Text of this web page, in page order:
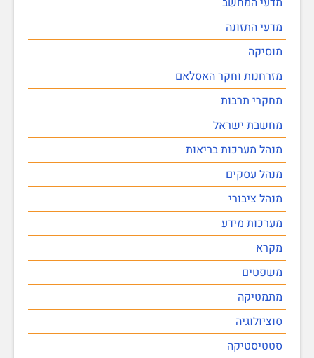
מדעי התזונה
מוסיקה
מזרחנות וחקר האסלאם
מחקרי תרבות
מחשבת ישראל
מנהל מערכות בריאות
מנהל עסקים
מנהל ציבורי
מערכות מידע
מקרא
משפטים
מתמטיקה
סוציולוגיה
סטטיסטיקה